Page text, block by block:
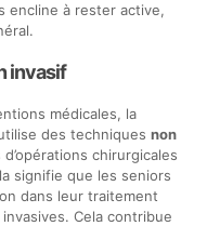
encline à rester active,
invasif
médicales, la
des techniques non
chirurgicales
signifie que les seniors
dans leur traitement
Cela contribue